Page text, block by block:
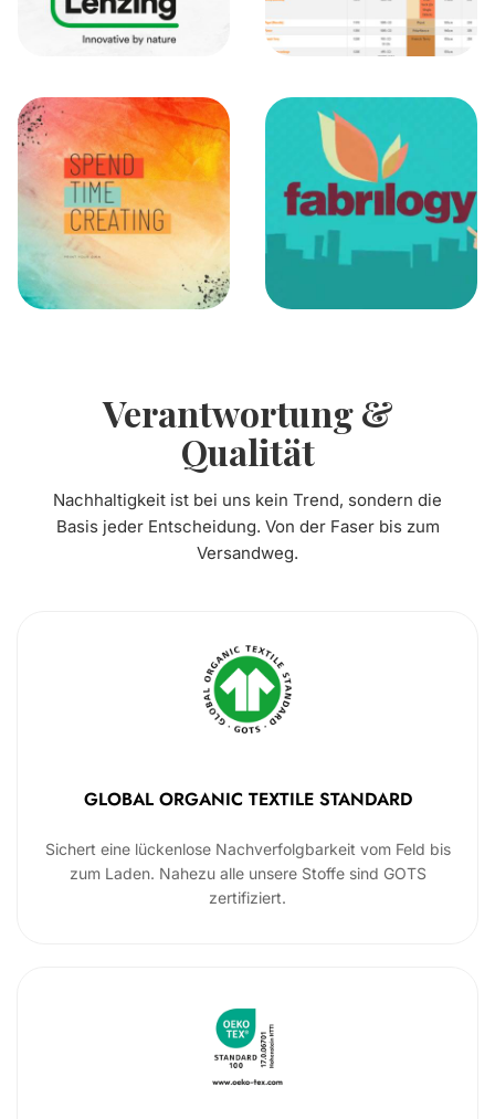
Verantwortung &
Qualität
Nachhaltigkeit ist bei uns kein Trend, sondern die
Basis jeder Entscheidung. Von der Faser bis zum
Versandweg.
GLOBAL ORGANIC TEXTILE STANDARD
Sichert eine lückenlose Nachverfolgbarkeit vom Feld bis
zum Laden. Nahezu alle unsere Stoffe sind GOTS
zertifiziert.